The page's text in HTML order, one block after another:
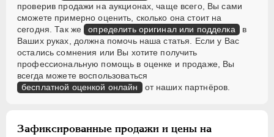
проверив продажи на аукционах, чаще всего, Вы сами
сможете примерно оценить, сколько она стоит на
сегодня. Так же определить оригинал или подделка в
Ваших руках, должна помочь наша статья. Если у Вас
остались сомнения или Вы хотите получить
профессиональную помощь в оценке и продаже, Вы
всегда можете воспользоваться
бесплатной оценкой онлайн от наших партнёров.
Зафиксированные продажи и цены на
Французские монеты
Австрийские дукаты
Германская оккупация 1916